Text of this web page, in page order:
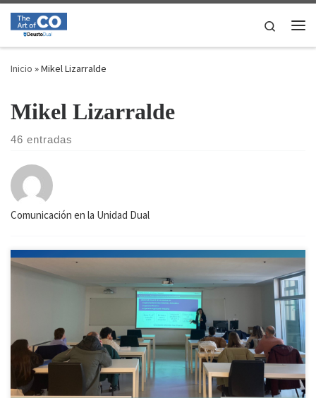
Saltar al contenido
Search
Inicio »Mikel Lizarralde
Mikel Lizarralde
46 entradas
Comunicación en la Unidad Dual
¿Estás pensando en estudiar un posgrado en el curso 2026-27?
¿Has valorado que sea dual? ¿Conoces los beneficios que te
aporta la formación dual y cómo te puede ayudar? En la
Universidad de Deusto contamos con un modelo propio pionero
que aborda la formación dual universitaria poniendo en el centro
[…]